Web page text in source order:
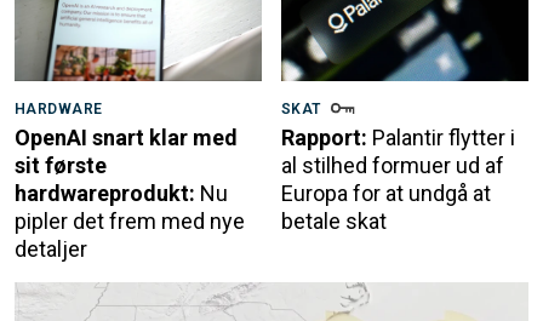
HARDWARE
OpenAI snart klar med
sit første
hardwareprodukt: Nu
pipler det frem med nye
detaljer
SKAT
Rapport: Palantir flytter i
al stilhed formuer ud af
Europa for at undgå at
betale skat